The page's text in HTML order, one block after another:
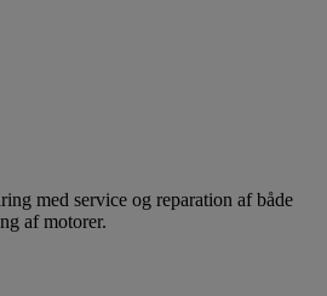
med service og reparation af både
af motorer.